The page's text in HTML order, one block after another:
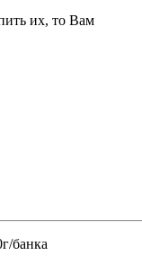
их, то Вам
банка